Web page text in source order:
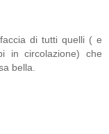
di tutti quelli ( e
in circolazione) che
bella.